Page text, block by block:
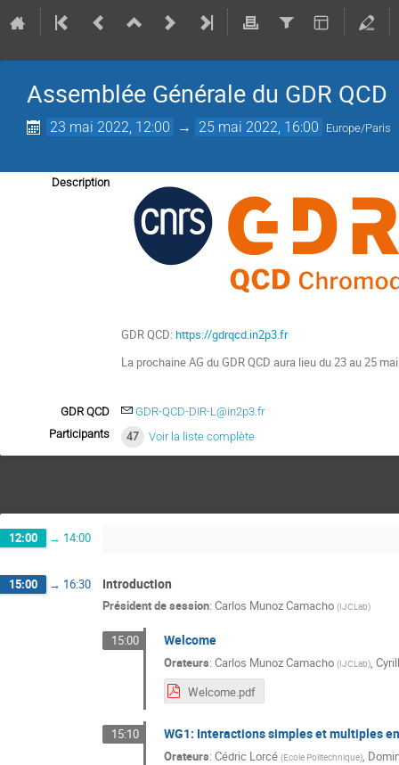
Assemblée Générale du GDR QCD
23 mai 2022, 12:00 → 25 mai 2022, 16:00 Europe/Paris
Description
GDR QCD:https://gdrqcd.in2p3.fr
La prochaine AG du GDR QCD aura lieu du 23 au 25
GDR QCD
GDR-QCD-DIR-L@in2p3.fr
Participants
47 Voir la liste complète
12:00 → 14:00
15:00 → 16:30 Introduction
Président de session: Carlos Munoz Camacho (IJCLab)
15:00 Welcome
Orateurs: Carlos Munoz Camacho (IJCLab),
Welcome.pdf
15:10 WG1: Interactions simples et multiples
Orateurs: Cédric Lorcé (Ecole Politechnique),